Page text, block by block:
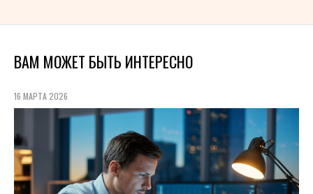
ВАМ МОЖЕТ БЫТЬ ИНТЕРЕСНО
16 МАРТА 2026